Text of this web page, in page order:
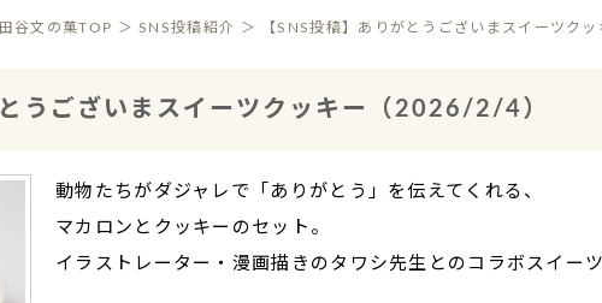
谷文の菓TOP ＞SNS投稿紹介 ＞ 【SNS投稿】ありがとうございまスイーツク
とうございまスイーツクッキー（2026/2/4）
動物たちがダジャレで「ありがとう」を伝えてくれる、
マカロンとクッキーのセット。
イラストレーター・漫画描きのタワシ先生とのコラボスイー